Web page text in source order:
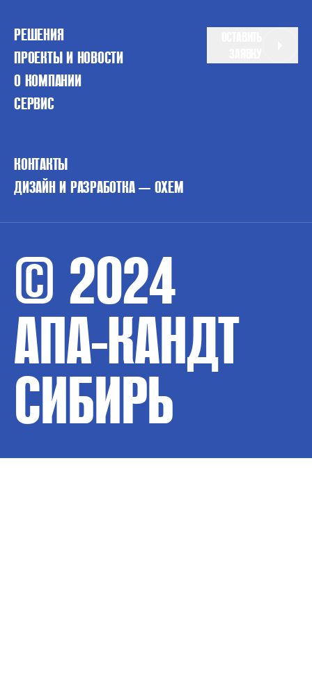
РЕШЕНИЯ
ПРОЕКТЫ И НОВОСТИ
О КОМПАНИИ
СЕРВИС
КОНТАКТЫ
ДИЗАЙН И РАЗРАБОТКА — OXEM
© 2024
АПА-КАНДТ
СИБИРЬ